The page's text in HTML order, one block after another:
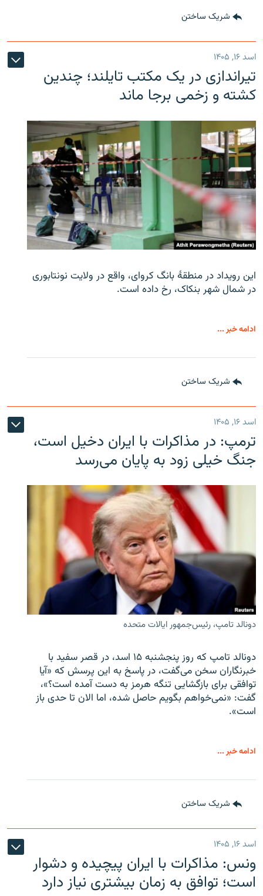
شریک ساختن
اسد ۱۶, ۱۴۰۵
تیراندازی در یک مکتب تایلند؛ چندین
کشته و زخمی برجا ماند
این رویداد در منطقۀ بانگ کروای، واقع در ولایت نونتابوری
در شمال شهر بنکاک، رخ داده است.
ادامه خبر ...
شریک ساختن
اسد ۱۶, ۱۴۰۵
ترمپ: در مذاکرات با ایران دخیل است،
جنگ خیلی زود به پایان می‌رسد
دونالد تامپ، رئیس‌جمهور ایالات متحده
دونالد تامپ که روز پنجشنبه ۱۵ اسد، در قصر سفید با
خبرنگاران سخن می‌گفت، در پاسخ به این پرسش که «آیا
توافقی برای بازگشایی تنگه هرمز به دست آمده است؟»،
گفت: «نمی‌خواهم بگویم حاصل شده، اما الان تا حدی باز
است».
ادامه خبر ...
شریک ساختن
اسد ۱۶, ۱۴۰۵
ونس: مذاکرات با ایران پیچیده و دشوار
است؛ توافق به زمان بیشتری نیاز دارد